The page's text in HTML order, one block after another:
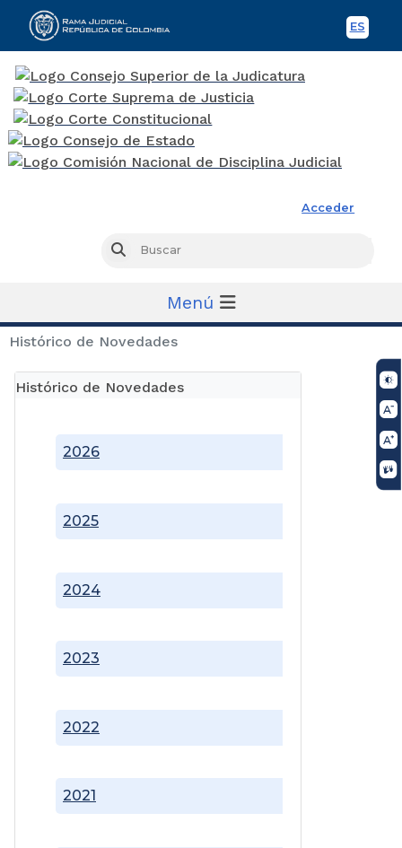
ES
Acceder
Buscar
Menú
Histórico de Novedades
Histórico de Novedades
2021
2022
2023
2024
2025
2026